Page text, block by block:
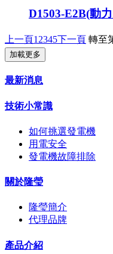
D1503-E2B(動
上一頁1 2345下一頁 轉至
加載更多
最新消息
技術小常識
如何挑選發電機
用電安全
發電機故障排除
關於隆瑩
隆瑩簡介
代理品牌
產品介紹